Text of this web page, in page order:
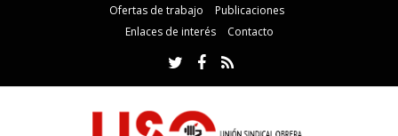
Ofertas de trabajo
Publicaciones
Enlaces de interés
Contacto